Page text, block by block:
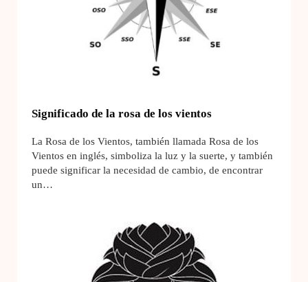
Significado de la rosa de los vientos
La Rosa de los Vientos, también llamada Rosa de los
Vientos en inglés, simboliza la luz y la suerte, y también
puede significar la necesidad de cambio, de encontrar
un…